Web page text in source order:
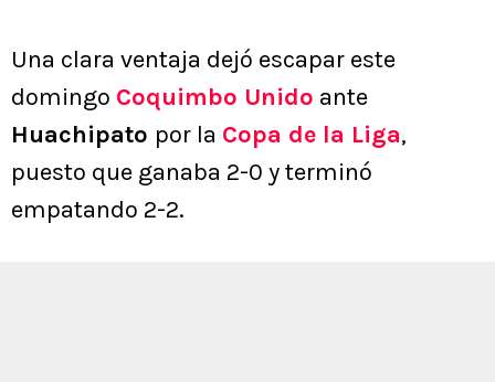
Una clara ventaja dejó escapar este
domingo Coquimbo Unido ante
Huachipato por la Copa de la Liga,
puesto que ganaba 2-0 y terminó
empatando 2-2.